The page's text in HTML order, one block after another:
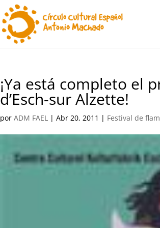
¡Ya está completo el
d’Esch-sur Alzette!
porADM FAEL |Abr 20, 2011 | Festival de